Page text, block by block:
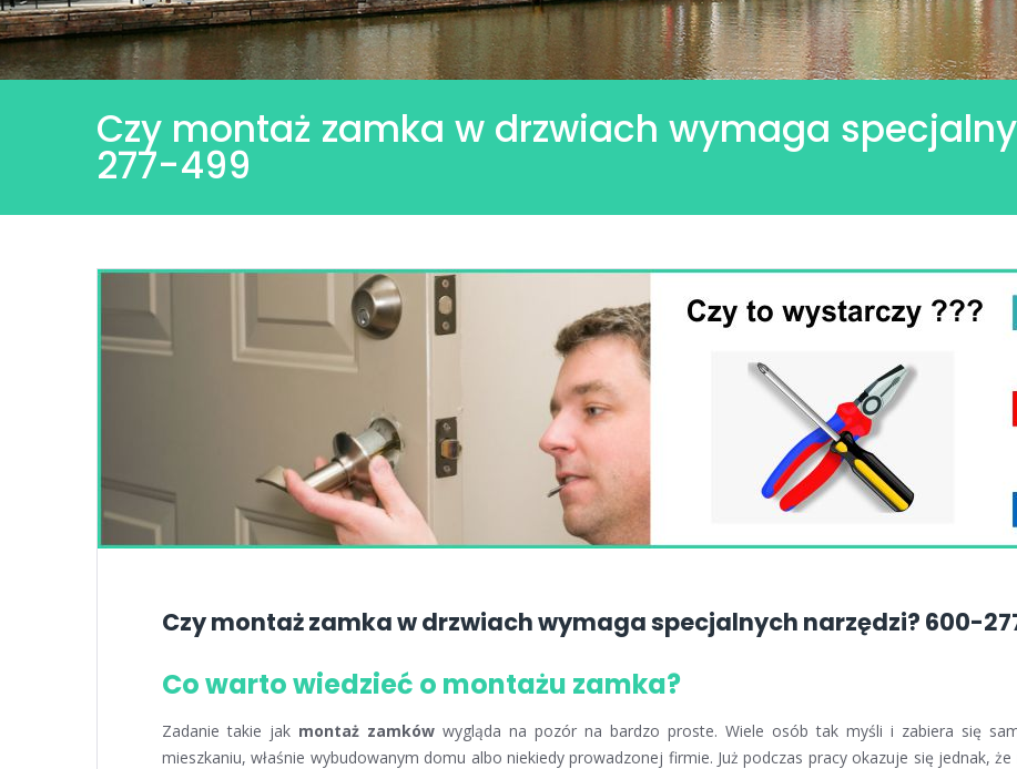
Czy montaż zamka w drzwiach wymaga
277-499
Czy montaż zamka w drzwiach wymaga specjalnych narzędzi? 600-
Co warto wiedzieć o montażu zamka?
Zadanie takie jak montaż zamków wygląda na pozór na bardzo proste. Wiele osób tak myśli i zabiera się
mieszkaniu, właśnie wybudowanym domu albo niekiedy prowadzonej firmie. Już podczas pracy okazuje się jednak,